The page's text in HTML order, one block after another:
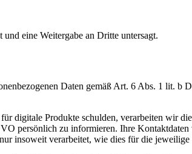
eine Weitergabe an Dritte untersagt.
Daten gemäß Art. 6 Abs. 1 lit. b
digitale Produkte schulden, verarbeiten wir
persönlich zu informieren. Ihre Kontaktdaten
insoweit verarbeitet, wie dies für die